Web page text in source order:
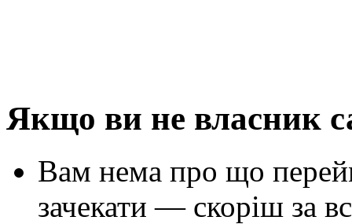
Якщо ви не власник
Вам нема про що
зачекати — скоріш за